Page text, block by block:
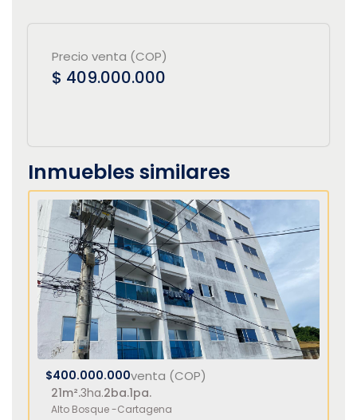
Precio venta (COP)
$ 409.000.000
Inmuebles similares
venta (COP)
$400.000.000
21m².3ha.2ba.1pa.
Alto Bosque -Cartagena